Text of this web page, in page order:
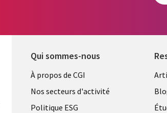
Qui sommes-nous
Useful
links
À propos de CGI
Nos secteurs d'activité
Politique ESG